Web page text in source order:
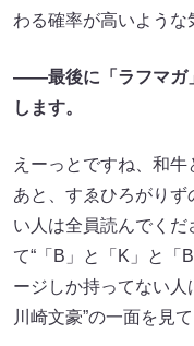
わる確率が高いような
――最後に「ラフマガ
します。
えーっとですね、和牛
あと、すゑひろがり
い人は全員読んでく
て“「B」と「K」と「
ージしか持ってない人
川崎文豪”の一面を見